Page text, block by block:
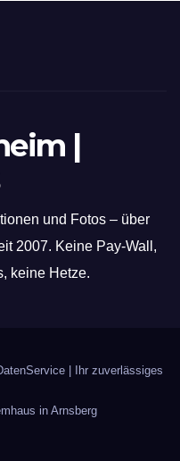
|
und Fotos – über
2007. Keine Pay-Wall,
keine Hetze.
| Ihr zuverlässiges
in Arnsberg